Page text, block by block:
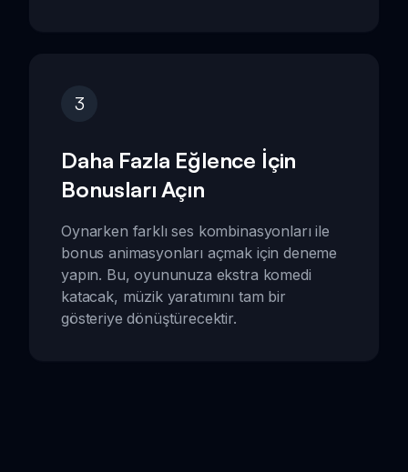
3
Daha Fazla Eğlence İçin
Bonusları Açın
Oynarken farklı ses kombinasyonları ile
bonus animasyonları açmak için deneme
yapın. Bu, oyununuza ekstra komedi
katacak, müzik yaratımını tam bir
gösteriye dönüştürecektir.